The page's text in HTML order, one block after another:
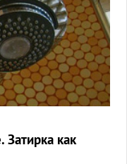
Затирка как